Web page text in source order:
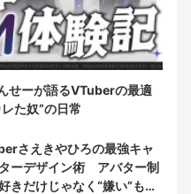
せーが語るVTuberの最適
た奴”の日常
さえきやひろの最強キャ
ーデザイン術 アバター制
きだけじゃなく“嫌い”もブ